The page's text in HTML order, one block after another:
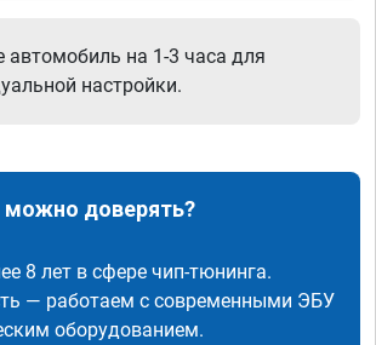
автомобиль на 1-3 часа для
настройки.
доверять?
8 лет в сфере чип-тюнинга.
— работаем с современными ЭБУ
оборудованием.